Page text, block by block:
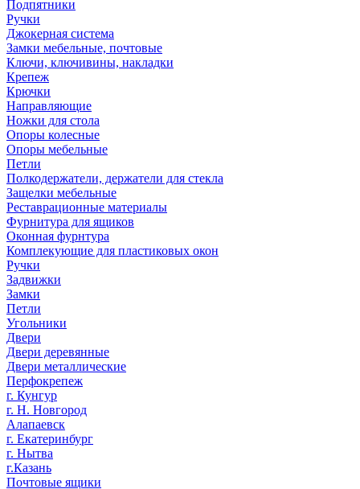
Подпятники
Ручки
Джокерная система
Замки мебельные, почтовые
Ключи, ключивины, накладки
Крепеж
Крючки
Направляющие
Ножки для стола
Опоры колесные
Опоры мебельные
Петли
Полкодержатели, держатели для стекла
Защелки мебельные
Реставрационные материалы
Фурнитура для ящиков
Оконная фурнтура
Комплекующие для пластиковых окон
Ручки
Задвижки
Замки
Петли
Угольники
Двери
Двери деревянные
Двери металлические
Перфокрепеж
г. Кунгур
г. Н. Новгород
Алапаевск
г. Екатеринбург
г. Нытва
г.Казань
Почтовые ящики